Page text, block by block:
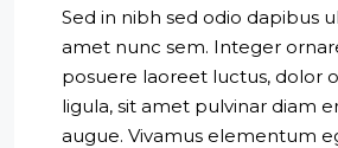
Sed in nibh sed odio dapibus
amet nunc sem. Integer
posuere laoreet luctus, dolor
ligula, sit amet pulvinar diam
augue. Vivamus elementum